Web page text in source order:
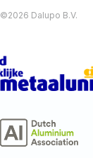
©2026 Dalupo B.V.